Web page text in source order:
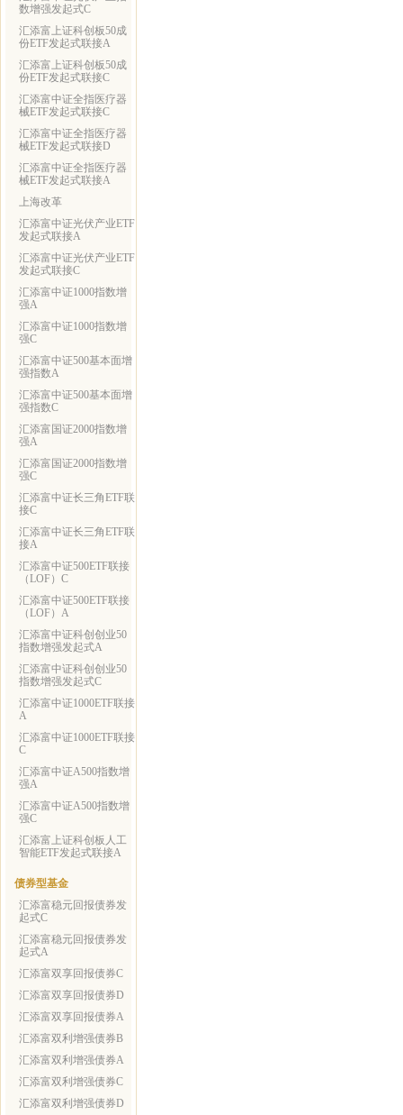
数增强发起式C
汇添富上证科创板50成
份ETF发起式联接A
汇添富上证科创板50成
份ETF发起式联接C
汇添富中证全指医疗器
械ETF发起式联接C
汇添富中证全指医疗器
械ETF发起式联接D
汇添富中证全指医疗器
械ETF发起式联接A
上海改革
汇添富中证光伏产业ETF
发起式联接A
汇添富中证光伏产业ETF
发起式联接C
汇添富中证1000指数增
强A
汇添富中证1000指数增
强C
汇添富中证500基本面增
强指数A
汇添富中证500基本面增
强指数C
汇添富国证2000指数增
强A
汇添富国证2000指数增
强C
汇添富中证长三角ETF联
接C
汇添富中证长三角ETF联
接A
汇添富中证500ETF联接
（LOF）C
汇添富中证500ETF联接
（LOF）A
汇添富中证科创创业50
指数增强发起式A
汇添富中证科创创业50
指数增强发起式C
汇添富中证1000ETF联接
A
汇添富中证1000ETF联接
C
汇添富中证A500指数增
强A
汇添富中证A500指数增
强C
汇添富上证科创板人工
智能ETF发起式联接A
债券型基金
汇添富稳元回报债券发
起式C
汇添富稳元回报债券发
起式A
汇添富双享回报债券C
汇添富双享回报债券D
汇添富双享回报债券A
汇添富双利增强债券B
汇添富双利增强债券A
汇添富双利增强债券C
汇添富双利增强债券D